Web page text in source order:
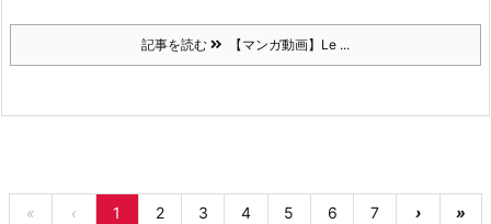
記事を読む 【マンガ動画】Le ...
« ‹ 1 2 3 4 5 6 7 › »